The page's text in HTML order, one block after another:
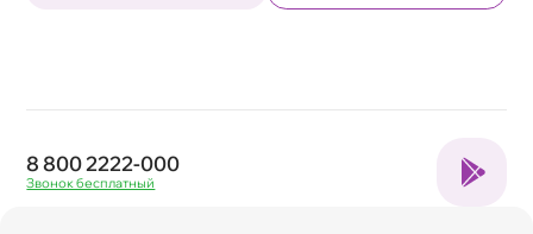
8 800 2222-000
Звонок бесплатный